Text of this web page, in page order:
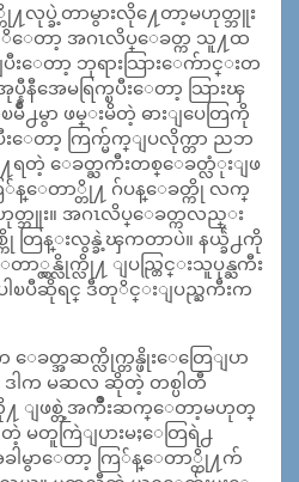
လုပ္ခဲ့တာမွားလို႔ေတာ့မဟုတ္ဘူး
ေတာ့ အဂၤလိပ္ေခတ္က သူ႔ထ
ပီးေတာ့ ဘုရားသြားေက်ာင္းတ
နီအေမရြက္ၿပီးေတာ့ သြားၾ
႕မွာ ဖမ္းမိတဲ့ ဓားျပေတြကို
းေတာ့ ကြက္မ်က္ျပလိုက္တာ ညဘ
လို႔ရတဲ့ ေခတ္ႀကီးတစ္ေခတ္လံုးျဖ
ြ်န္ေတာ္တို႔ ဂ်ပန္ေခတ္ကို လက္
ဘူး။ အဂၤလိပ္ေခတ္ကလည္း
တြန္းလွန္ခဲ့ၾကတာပဲ။ နယ္ခ်ဲ႕ကို
ာ္လွန္လိုက္လို႔ ျပည္တြင္းသူပုန္ႀကီး
ပါၿပီဆိုရင္ ဒီတုိင္းျပည္ႀကီးက
ခတ္အဆက္လိုက္တန္ဖိုးေတြေျပာ
ဒါက မဆလ ဆိုတဲ့ တစ္ပါတီ
လို႔ ျဖစ္တဲ့အက်ဳိးဆက္ေတာ့မဟုတ္
မတူကြဲျပားမႈေတြရဲ႕
ါမွာေတာ့ ကြ်န္ေတာ္တို႔က်